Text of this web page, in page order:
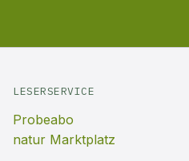
LESERSERVICE
Probeabo
natur Marktplatz